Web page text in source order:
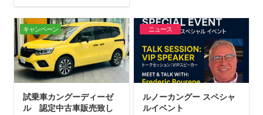
キャンペーン
試乗車カングーディーゼ
ル 認定中古車販売致し
ニュース
ルノーカングー スペシャ
ルイベント